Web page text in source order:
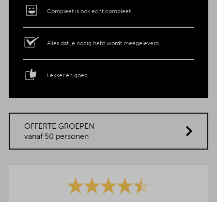
Compleet is ook écht compleet.
Alles dat je nodig hebt wordt meegeleverd.
Lekker én goed.
OFFERTE GROEPEN
vanaf 50 personen